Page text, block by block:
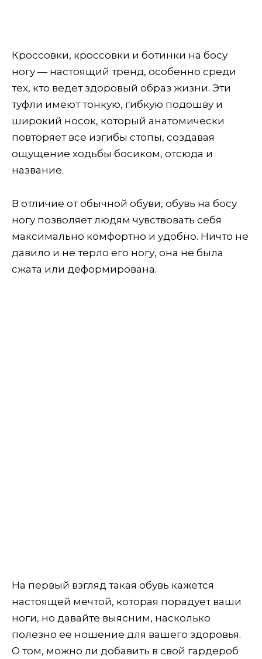
Кроссовки, кроссовки и ботинки на босу
ногу — настоящий тренд, особенно среди
тех, кто ведет здоровый образ жизни. Эти
туфли имеют тонкую, гибкую подошву и
широкий носок, который анатомически
повторяет все изгибы стопы, создавая
ощущение ходьбы босиком, отсюда и
название.
В отличие от обычной обуви, обувь на босу
ногу позволяет людям чувствовать себя
максимально комфортно и удобно. Ничто не
давило и не терло его ногу, она не была
сжата или деформирована.
На первый взгляд такая обувь кажется
настоящей мечтой, которая порадует ваши
ноги, но давайте выясним, насколько
полезно ее ношение для вашего здоровья.
О том, можно ли добавить в свой гардероб